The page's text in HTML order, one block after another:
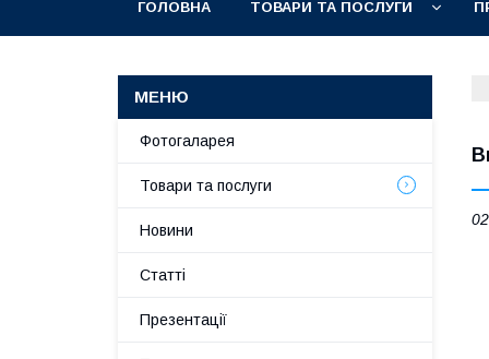
ГОЛОВНА ТОВАРИ ТА ПОСЛУГИ
Фотогаларея
Товари та послуги
Новини
Статті
Презентації